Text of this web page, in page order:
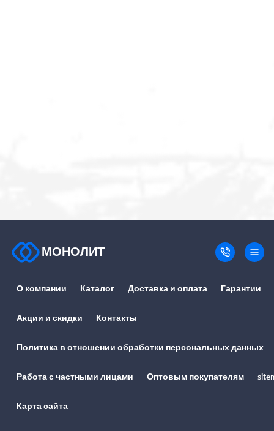
МОНОЛИТ
О компании Каталог Доставка и оплата Гарантии
Акции и скидки Контакты
Политика в отношении обработки персональных данных
Работа с частными лицами Оптовым покупателям
Карта сайта